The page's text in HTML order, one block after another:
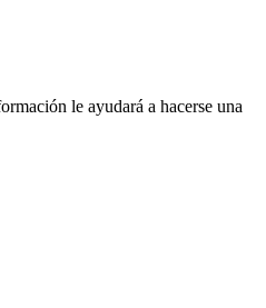
le ayudará a hacerse una